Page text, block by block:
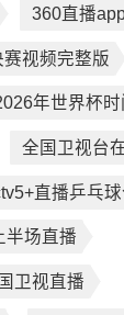
360直播
视频完整版
年世界杯时
全国卫视台
直播乒乓
半场直播
卫视直播